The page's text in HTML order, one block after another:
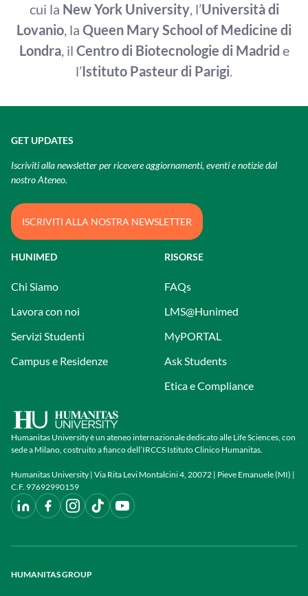
cui la New York University, l’Università di
Lovanio, la Queen Mary School of Medicine di
Londra, il Centro di Biotecnologie di Madrid e
l’Istituto Pasteurdi Parigi.
Humanitas University è un ateneo internazionale dedicato alle Life Sciences, con
sede a Milano, costruito a fianco dell’IRCCS Istituto Clinico Humanitas.
Humanitas University | Via Rita Levi Montalcini 4, 20072 | Pieve Emanuele (MI) |
C.F. 97692990159
HUNIMED
Chi Siamo
Lavora con noi
Servizi Studenti
Campus e Residenze
RISORSE
FAQs
LMS@Hunimed
MyPORTAL
Ask Students
Etica e Compliance
GET UPDATES
Iscriviti alla newsletter per ricevere aggiornamenti, eventi e notizie dal
nostro Ateneo.
ISCRIVITI ALLA NOSTRA NEWSLETTER
HUMANITAS GROUP